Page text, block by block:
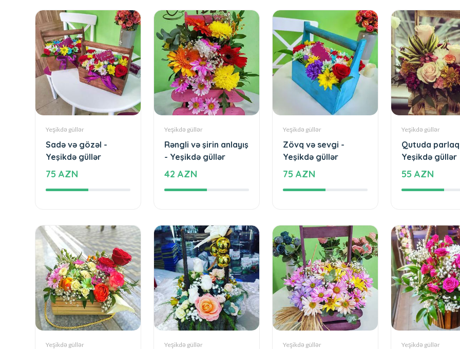
Yeşikdə güllər
Sadə və gözəl -
Yeşikdə güllər
75 AZN
Yeşikdə güllər
Rəngli və şirin anlayış
- Yeşikdə güllər
42 AZN
Yeşikdə güllər
Zövq və sevgi -
Yeşikdə güllər
75 AZN
Yeşikdə güllər
Qutuda
Yeşikdə güllər
55 AZN
Yeşikdə güllər Yeşikdə güllər Yeşikdə güllər Yeşikdə güllər